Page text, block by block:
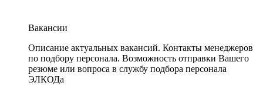
Вакансии
Описание актуальных вакансий. Контакты менеджеров
по подбору персонала. Возможность отправки Вашего
резюме или вопроса в службу подбора персонала
ЭЛКОДа